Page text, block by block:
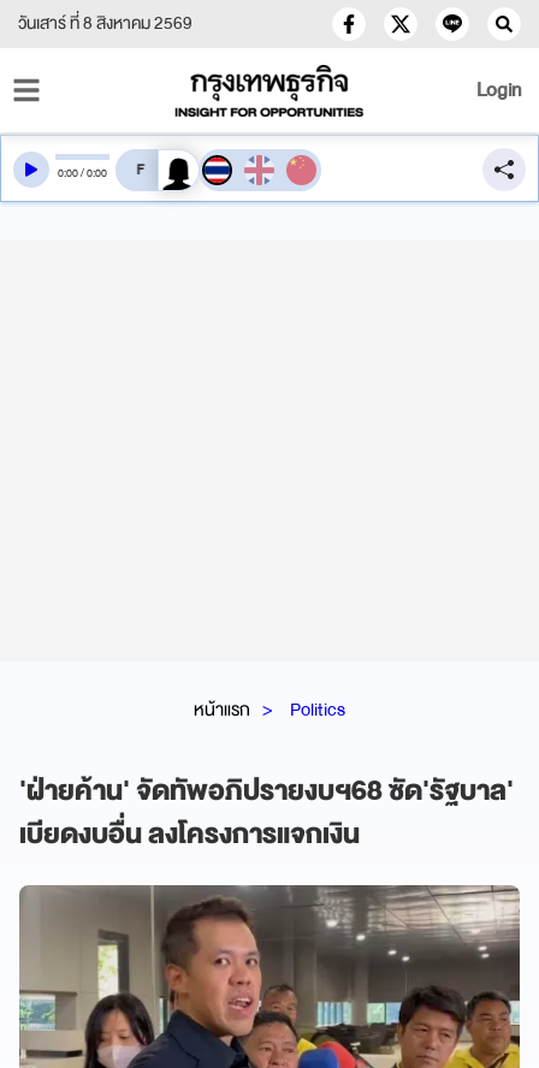
วันเสาร์ ที่ 8 สิงหาคม 2569
Login
หน้าแรก Politics
'ฝ่ายค้าน' จัดทัพอภิปรายงบฯ68 ซัด'รัฐบาล'
เบียดงบอื่น ลงโครงการแจกเงิน
0:00/0:00 สลับเสียงอ่าน